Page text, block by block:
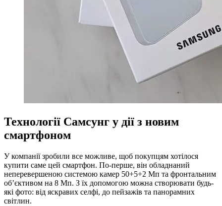
Технології Самсунг у дії з новим
смартфоном
У компанії зробили все можливе, щоб покупцям хотілося
купити саме цей смартфон. По-перше, він обладнаний
неперевершеною системою камер 50+5+2 Мп та фронтальним
об’єктивом на 8 Мп. З їх допомогою можна створювати будь-
які фото: від яскравих селфі, до пейзажів та панорамних
світлин.